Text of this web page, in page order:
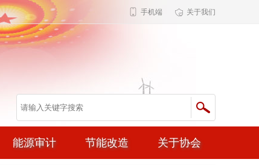
手机端 关于我们
能源审计 节能改造 关于协会